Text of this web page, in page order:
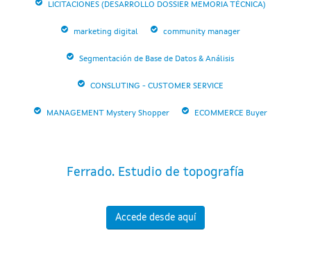
LICITACIONES (DESARROLLO DOSSIER MEMORIA TÉCNICA)
marketing digital community manager
Segmentación de Base de Datos & Análisis
CONSLUTING - CUSTOMER SERVICE
MANAGEMENT Mystery Shopper ECOMMERCE Buyer
Ferrado. Estudio de topografía
Accede desde aquí